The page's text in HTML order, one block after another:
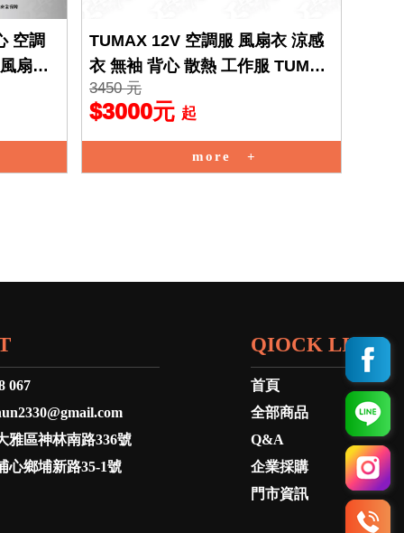
空調
扇服
TUMAX 12V 空調服 風扇衣 涼感
衣 無袖 背心 散熱 工作服 TUMAX
空調服
3450 元
$3000元 起
more
067
雅區神林南路336號
心鄉埔新路35-1號
QIOCK LINK
首頁
全部商品
Q&A
企業採購
門市資訊